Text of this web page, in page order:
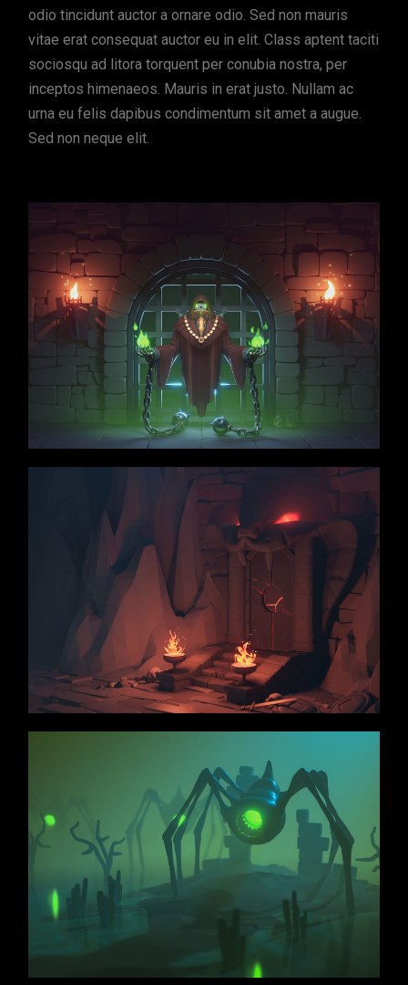
odio tincidunt auctor a ornare odio. Sed non mauris
vitae erat consequat auctor eu in elit. Class aptent taciti
sociosqu ad litora torquent per conubia nostra, per
inceptos himenaeos. Mauris in erat justo. Nullam ac
urna eu felis dapibus condimentum sit amet a augue.
Sed non neque elit.